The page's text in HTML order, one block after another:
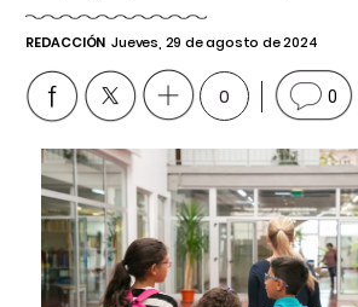
REDACCIÓN Jueves, 29 de agosto de 2024
0 0